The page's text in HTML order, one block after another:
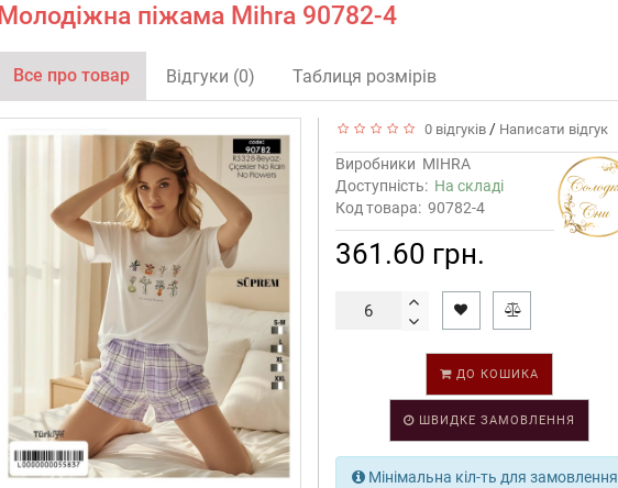
Молодіжна піжама Mihra 90782-4
Все про товар Відгуки (0) Таблиця розмірів
0 відгуків / Написати відгук
Виробники MIHRA
Доступність: На складі
Код товара: 90782-4
361.60 грн.
ДО КОШИКА
ШВИДКЕ ЗАМОВЛЕННЯ
Мінімальна кіл-ть для замовлення